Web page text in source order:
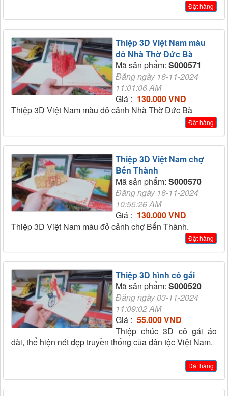
Đặt hàng
Thiệp 3D Việt Nam màu
đỏ Nhà Thờ Đức Bà
Mã sản phẩm: S000571
Đăng ngày 16-11-2024
11:01:06 AM
Giá : 130.000 VND
Thiệp 3D Việt Nam màu đỏ cảnh Nhà Thờ Đức Bà
Đặt hàng
Thiệp 3D Việt Nam chợ
Bến Thành
Mã sản phẩm: S000570
Đăng ngày 16-11-2024
10:55:26 AM
Giá : 130.000 VND
Thiệp 3D Việt Nam màu đỏ cảnh chợ Bến Thành.
Đặt hàng
Thiệp 3D hình cô gái
Mã sản phẩm: S000520
Đăng ngày 03-11-2024
11:09:02 AM
Giá : 55.000 VND
Thiệp chúc 3D cô gái áo
dài, thể hiện nét đẹp truyền thống của dân tộc Việt Nam.
Đặt hàng